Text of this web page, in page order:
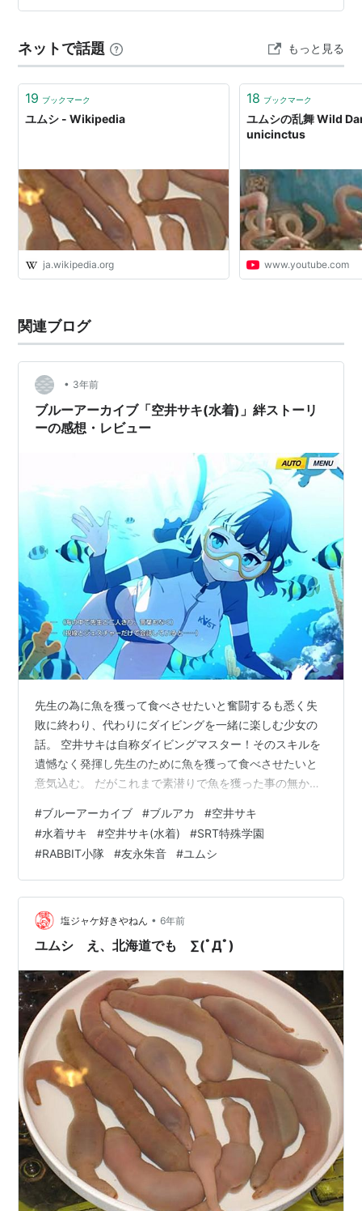
谷（マゴク）駅から市場までは徒歩10分程度。 市場向か
物だけでなく青果市場もある大規模な市場でした。 向か
いは大韓航空の本社。 刺身用、甲殻類…
ネットで話題 もっと見る
19 ブックマーク
ユムシ - Wikipedia
ja.wikipedia.org
18 ブックマーク
ユムシの乱舞 Wild
unicinctus
www.youtube.com
関連ブログ
• 3年前
ブルーアーカイブ「空井サキ(水着)」絆ストーリ
ーの感想・レビュー
先生の為に魚を獲って食べさせたいと奮闘するも悉く失
敗に終わり、代わりにダイビングを一緒に楽しむ少女の
話。 空井サキは自称ダイビングマスター！そのスキルを
遺憾なく発揮し先生のために魚を獲って食べさせたいと
意気込む。 だがこれまで素潜りで魚を獲った事の無かっ
飛ばしたりする。 干潮時の干潟では次々と獲れて満喫す
るも生殖器のような魚介類(ユムシ)が獲れてしまいサキは
大わらわとなる。 失敗ばかりのサキではあったがスキュ
ーバダイビングの腕は本当に一流であり先生を海へと誘
い一緒に海中を楽しむ。 先生の事を想うと鼓動が激しく
ならずにいられないサキは自分の感情を…
#ブルーアーカイブ #ブルアカ #空井サキ
#水着サキ #空井サキ(水着) #SRT特殊学園
#RABBIT小隊 #友永朱音 #ユムシ
塩ジャケ好きやねん • 6年前
ユムシ え、北海道でも ∑(ﾟДﾟ)